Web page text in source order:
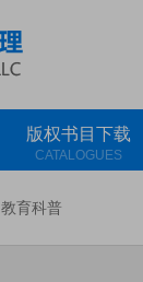
版权书目下载
CATALOGUES
教育科普